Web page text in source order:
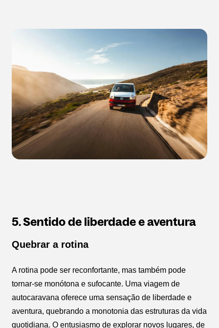
5. Sentido de liberdade e aventura
Quebrar a rotina
A rotina pode ser reconfortante, mas também pode
tornar-se monótona e sufocante. Uma viagem de
autocaravana oferece uma sensação de liberdade e
aventura, quebrando a monotonia das estruturas da vida
quotidiana. O entusiasmo de explorar novos lugares, de